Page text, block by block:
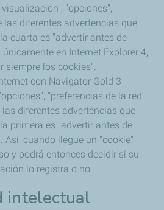
"opciones",
las diferentes advertencias que
cuarta es "advertir antes de
en Internet Explorer 4,
siempre los cookies".
con Navigator Gold 3
"preferencias de la red",
diferentes advertencias que
primera es "advertir antes de
Así, cuando llegue un "cookie"
y podrá entonces decidir si su
lo registra o no.
intelectual